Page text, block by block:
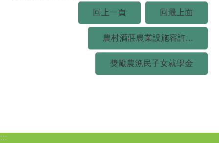
回上一頁
回最上面
農村酒莊農業設施容許...
獎勵農漁民子女就學金
:::